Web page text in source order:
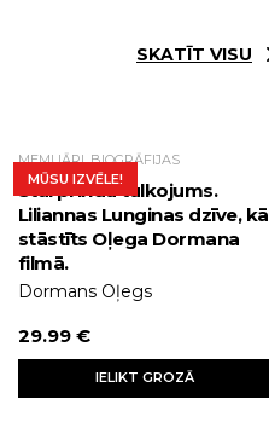
SKATĪT VISU
MŪSU IZVĒLE!
MEMUĀRI, BIOGRĀFIJAS
Starprindu tulkojums.
Liliannas Lunginas dzīve, kā
stāstīts Oļega Dormana
filmā.
Dormans Oļegs
29.99 €
IELIKT GROZĀ